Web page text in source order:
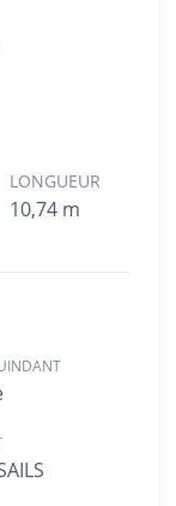
LONGUEUR
10,74 m